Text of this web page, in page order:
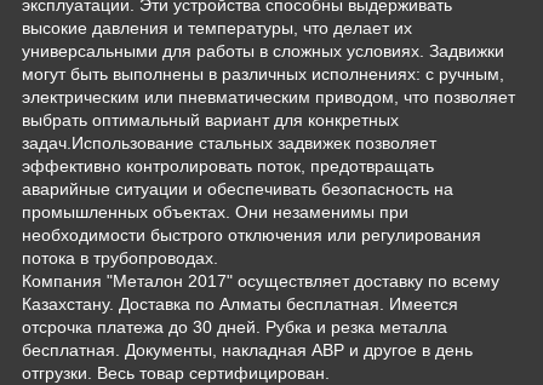
эксплуатации. Эти устройства способны выдерживать
высокие давления и температуры, что делает их
универсальными для работы в сложных условиях. Задвижки
могут быть выполнены в различных исполнениях: с ручным,
электрическим или пневматическим приводом, что позволяет
выбрать оптимальный вариант для конкретных
задач.Использование стальных задвижек позволяет
эффективно контролировать поток, предотвращать
аварийные ситуации и обеспечивать безопасность на
промышленных объектах. Они незаменимы при
необходимости быстрого отключения или регулирования
потока в трубопроводах.
Компания "Металон 2017" осуществляет доставку по всему
Казахстану. Доставка по Алматы бесплатная. Имеется
отсрочка платежа до 30 дней. Рубка и резка металла
бесплатная. Документы, накладная АВР и другое в день
отгрузки. Весь товар сертифицирован.